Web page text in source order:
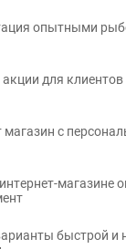
опытными
для клиентов
магазин с
магазине
быстрой и